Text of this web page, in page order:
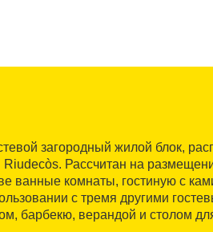
загородный жилой блок,
Рассчитан на
ванные комнаты, гостиную с
с тремя другими
барбекю, верандой и столом